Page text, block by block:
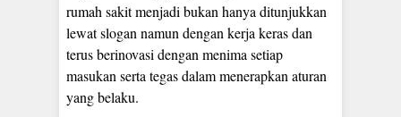
rumah sakit menjadi bukan hanya ditunjukkan
lewat slogan namun dengan kerja keras dan
terus berinovasi dengan menima setiap
masukan serta tegas dalam menerapkan aturan
yang belaku.